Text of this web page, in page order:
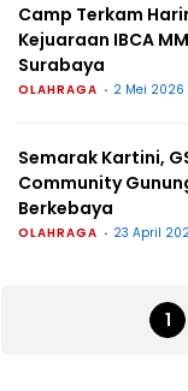
Camp Terkam
Kejuaraan IBCA
Surabaya
OLAHRAGA 2 Mei 2026
Semarak Kartini,
Community
Berkebaya
OLAHRAGA 23 April
1